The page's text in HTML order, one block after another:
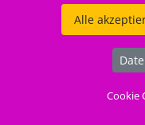
Alle
Cookie